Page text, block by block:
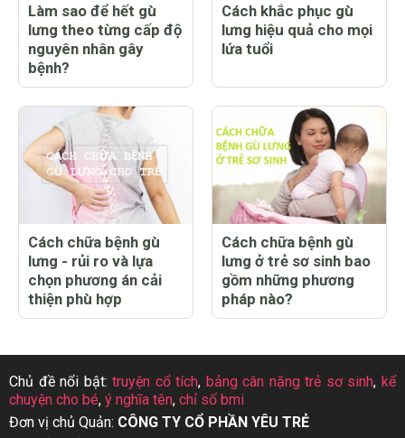
Làm sao để hết gù
lưng theo từng cấp độ
nguyên nhân gây
bệnh?
Cách khắc phục gù
lưng hiệu quả cho mọi
lứa tuổi
Cách chữa bệnh gù
lưng - rủi ro và lựa
chọn phương án cải
thiện phù hợp
Cách chữa bệnh gù
lưng ở trẻ sơ sinh bao
gồm những phương
pháp nào?
Chủ đề nổi bật:truyện cổ tích, bảng cân nặng trẻ sơ sinh, kể
chuyện cho bé, ý nghĩa tên, chỉ số bmi
Đơn vị chủ Quản: CÔNG TY CỔ PHẦN YÊU TRẺ